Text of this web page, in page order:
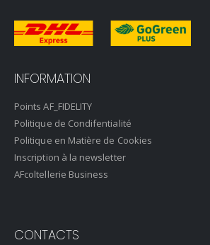
INFORMATION
Points AF_FIDELITY
Politique de Condifentialité
Politique en Matière de Cookies
Inscription à la newsletter
AFcoltellerie Business
CONTACTS